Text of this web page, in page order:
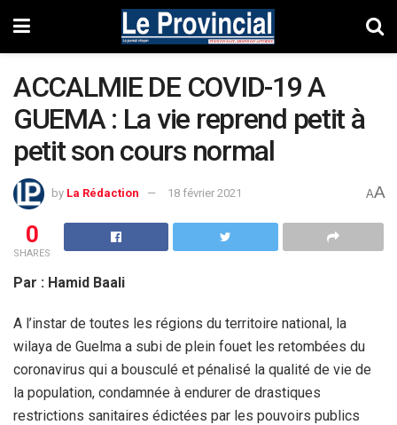
ACCALMIE DE COVID-19 A
GUEMA : La vie reprend petit à
petit son cours normal
by La Rédaction 18 février 2021 AA
0
SHARES
Par : Hamid Baali
A l’instar de toutes les régions du territoire national, la
wilaya de Guelma a subi de plein fouet les retombées du
coronavirus qui a bousculé et pénalisé la qualité de vie de
la population, condamnée à endurer de drastiques
restrictions sanitaires édictées par les pouvoirs publics